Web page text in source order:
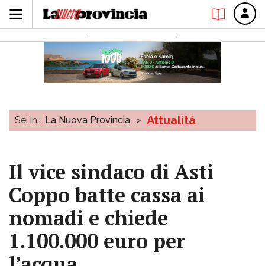
Sei in: La Nuova Provincia > Attualità
Il vice sindaco di Asti
Coppo batte cassa ai
nomadi e chiede
1.100.000 euro per